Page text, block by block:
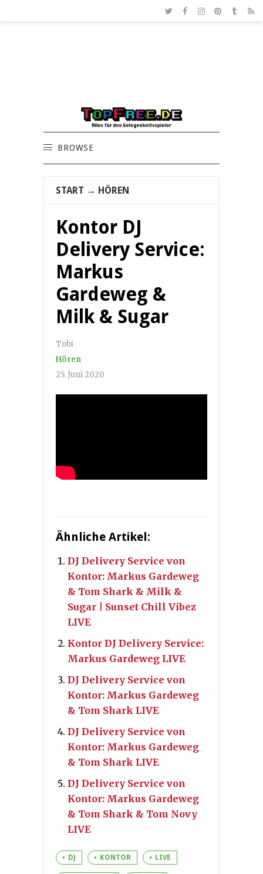
BROWSE
START → HÖREN
Kontor DJ
Delivery Service:
Markus
Gardeweg &
Milk & Sugar
Tobi
Hören
25. Juni 2020
Ähnliche Artikel:
DJ Delivery Service von
Kontor: Markus Gardeweg
& Tom Shark & Milk &
Sugar | Sunset Chill Vibez
LIVE
Kontor DJ Delivery Service:
Markus Gardeweg LIVE
DJ Delivery Service von
Kontor: Markus Gardeweg
& Tom Shark LIVE
DJ Delivery Service von
Kontor: Markus Gardeweg
& Tom Shark LIVE
DJ Delivery Service von
Kontor: Markus Gardeweg
& Tom Shark & Tom Novy
LIVE
DJ KONTOR LIVE